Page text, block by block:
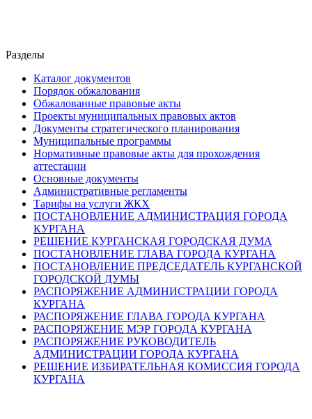
Разделы
Каталог документов
Порядок обжалования
Обжалованные правовые акты
Проекты муниципальных правовых актов
Документы стратегического планирования
Муниципальные программы
Нормативные правовые акты для прохождения
аттестации
Основные документы
Административные регламенты
Тарифы на услуги ЖКХ
ПОСТАНОВЛЕНИЕ АДМИНИСТРАЦИЯ ГОРОДА
КУРГАНА
РЕШЕНИЕ КУРГАНСКАЯ ГОРОДСКАЯ ДУМА
ПОСТАНОВЛЕНИЕ ГЛАВА ГОРОДА КУРГАНА
ПОСТАНОВЛЕНИЕ ПРЕДСЕДАТЕЛЬ КУРГАНСКОЙ
ГОРОДСКОЙ ДУМЫ
РАСПОРЯЖЕНИЕ АДМИНИСТРАЦИИ ГОРОДА
КУРГАНА
РАСПОРЯЖЕНИЕ ГЛАВА ГОРОДА КУРГАНА
РАСПОРЯЖЕНИЕ МЭР ГОРОДА КУРГАНА
РАСПОРЯЖЕНИЕ РУКОВОДИТЕЛЬ
АДМИНИСТРАЦИИ ГОРОДА КУРГАНА
РЕШЕНИЕ ИЗБИРАТЕЛЬНАЯ КОМИССИЯ ГОРОДА
КУРГАНА